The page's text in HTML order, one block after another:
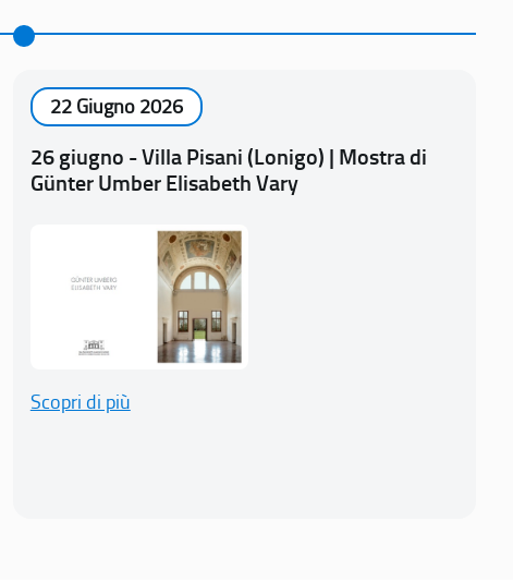
22 Giugno 2026
26 giugno - Villa Pisani (Lonigo) | Mostra di
Günter Umber Elisabeth Vary
Scopri di più